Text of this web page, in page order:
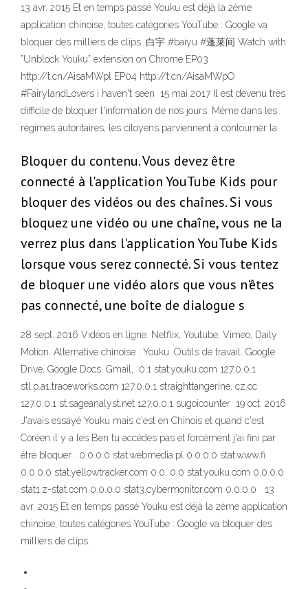
13 avr. 2015 Et en temps passé Youku est déjà la 2ème
application chinoise, toutes catégories YouTube : Google va
bloquer des milliers de clips. 白宇 #baiyu #蓬莱间 Watch with
”Unblock Youku” extension on Chrome EP03
http://t.cn/AisaMWpl EP04 http://t.cn/AisaMWpO
#FairylandLovers i haven't seen 15 mai 2017 Il est devenu très
difficile de bloquer l'information de nos jours. Même dans les
régimes autoritaires, les citoyens parviennent à contourner la
Bloquer du contenu. Vous devez être
connecté à l'application YouTube Kids pour
bloquer des vidéos ou des chaînes. Si vous
bloquez une vidéo ou une chaîne, vous ne la
verrez plus dans l'application YouTube Kids
lorsque vous serez connecté. Si vous tentez
de bloquer une vidéo alors que vous n'êtes
pas connecté, une boîte de dialogue s
28 sept. 2016 Vidéos en ligne. Netflix, Youtube, Vimeo, Daily
Motion. Alternative chinoise : Youku. Outils de travail. Google
Drive, Google Docs, Gmail, 0.1 stat.youku.com 127.0.0.1
stl.p.a1.traceworks.com 127.0.0.1 straighttangerine. cz.cc
127.0.0.1 st.sageanalyst.net 127.0.0.1 sugoicounter 19 oct. 2016
J'avais essayé Youku mais c'est en Chinois et quand c'est
Coréen il y a les Ben tu accèdes pas et forcément j'ai fini par
être bloquer . 0.0.0.0 stat.webmedia.pl 0.0.0.0 stat.www.fi
0.0.0.0 stat.yellowtracker.com 0.0. 0.0 stat.youku.com 0.0.0.0
stat1.z-stat.com 0.0.0.0 stat3.cybermonitor.com 0.0.0.0 13
avr. 2015 Et en temps passé Youku est déjà la 2ème application
chinoise, toutes catégories YouTube : Google va bloquer des
milliers de clips.